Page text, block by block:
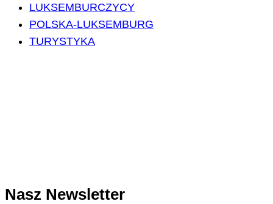
LUKSEMBURCZYCY
POLSKA-LUKSEMBURG
TURYSTYKA
Nasz Newsletter